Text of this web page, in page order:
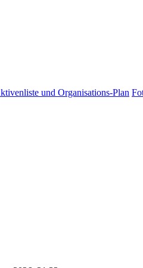
und Organisations-Plan